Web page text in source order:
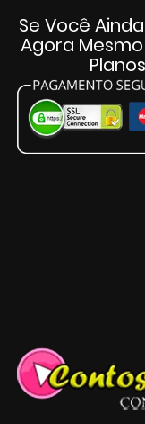
Se Você
Agora Mesmo